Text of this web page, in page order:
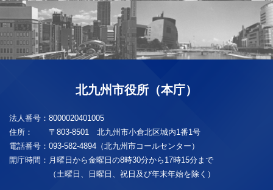
北九州市役所（本庁）
法人番号： 8000020401005
住所：
〒803-8501 北九州市小倉北区城内1番1号
電話番号： 093-582-4894（北九州市コールセンター）
開庁時間： 月曜日から金曜日の8時30分から17時15分まで
（土曜日、日曜日、祝日及び年末年始を除く）